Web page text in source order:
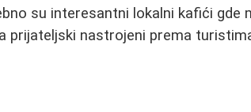
su interesantni lokalni kafići gde
prijateljski nastrojeni prema